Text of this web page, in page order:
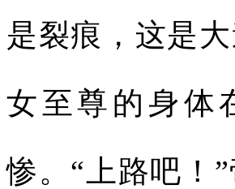
是裂痕，这是
女至尊的身体
惨。“上路吧！